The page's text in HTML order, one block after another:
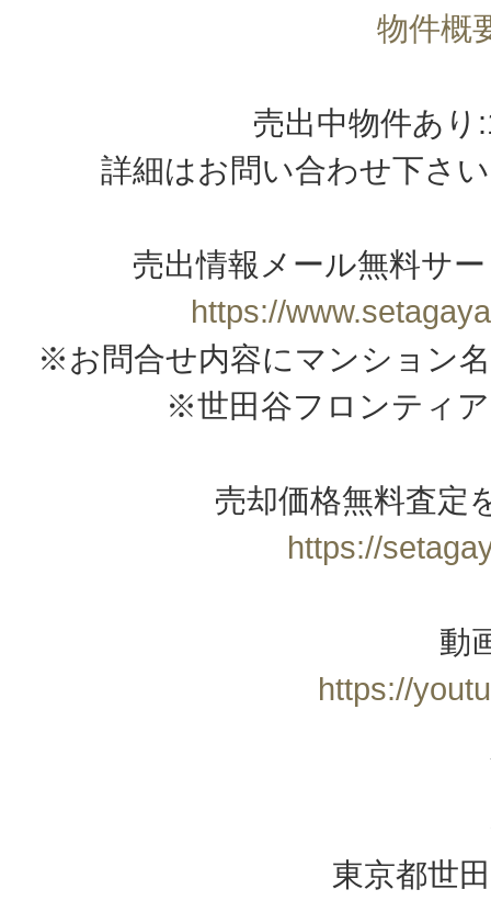
物件概
売出中物件あり
詳細はお問い合わせ下さ
売出情報メール無料サ
https://
※お問合せ内容にマンション
※世田谷フロンティ
売却価格無料査定
https://
動
https://
東京都世